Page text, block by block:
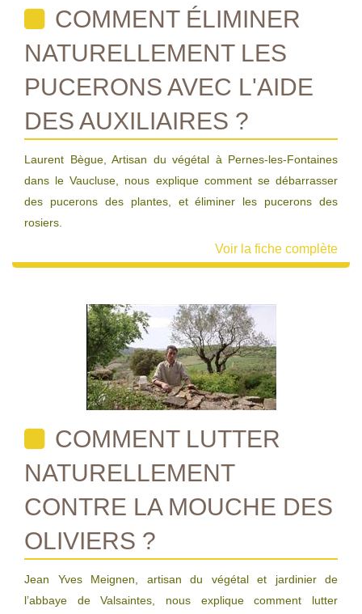
COMMENT ÉLIMINER
NATURELLEMENT LES
PUCERONS AVEC L'AIDE
DES AUXILIAIRES ?
Laurent Bègue, Artisan du végétal à Pernes-les-Fontaines
dans le Vaucluse, nous explique comment se débarrasser
des pucerons des plantes, et éliminer les pucerons des
rosiers.
Voir la fiche complète
COMMENT LUTTER
NATURELLEMENT
CONTRE LA MOUCHE DES
OLIVIERS ?
Jean Yves Meignen, artisan du végétal et jardinier de
l’abbaye de Valsaintes, nous explique comment lutter